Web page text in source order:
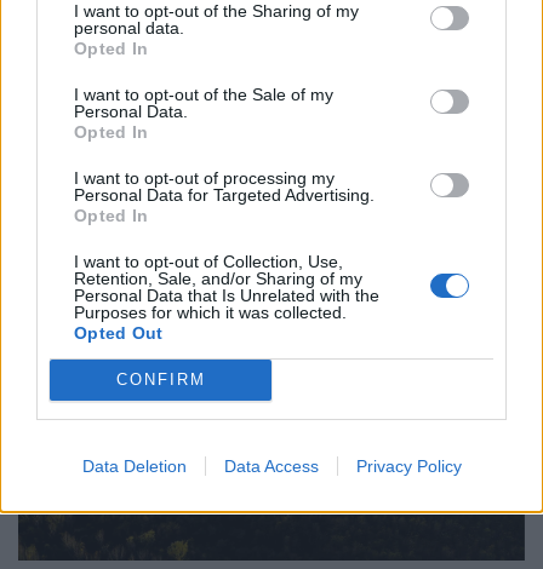
I want to opt-out of the Sharing of my
personal data.
Opted In
I want to opt-out of the Sale of my
Personal Data.
Opted In
I want to opt-out of processing my
Personal Data for Targeted Advertising.
Opted In
I want to opt-out of Collection, Use,
Retention, Sale, and/or Sharing of my
Personal Data that Is Unrelated with the
Purposes for which it was collected.
Opted Out
CONFIRM
Data Deletion Data Access Privacy Policy
Súlyos veszély leselkedik a magyar
nyugdíjasokra: dörzsölt csalók vették őket
A szakemberek egyebek mellett azt vizsgálják, hogy a
vállalkozások eleget tesznek-e tájékoztatási
kötelezettségüknek.